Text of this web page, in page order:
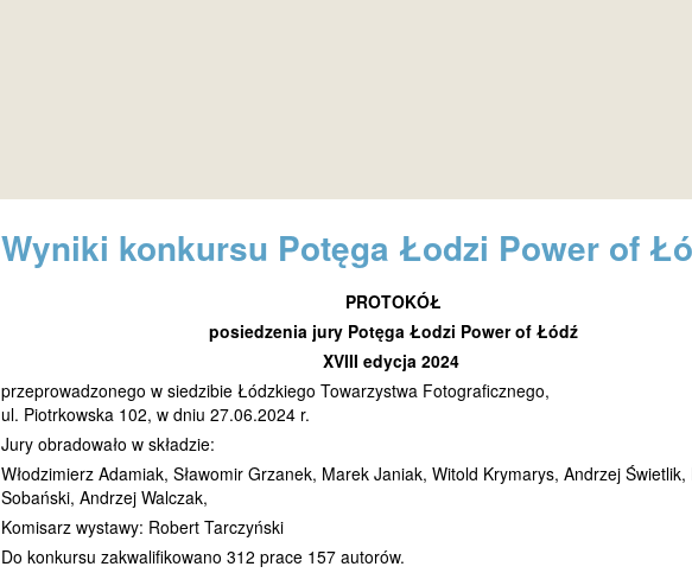
Wyniki konkursu Potęga Łodzi Power of
PROTOKÓŁ
posiedzenia jury Potęga Łodzi Power of Łódź
XVIII edycja 2024
przeprowadzonego w siedzibie Łódzkiego Towarzystwa Fotograficznego,
ul. Piotrkowska 102, w dniu 27.06.2024 r.
Jury obradowało w składzie:
Włodzimierz Adamiak, Sławomir Grzanek, Marek Janiak, Witold Krymarys, Andrzej
Sobański, Andrzej Walczak,
Komisarz wystawy: Robert Tarczyński
Do konkursu zakwalifikowano 312 prace 157 autorów.